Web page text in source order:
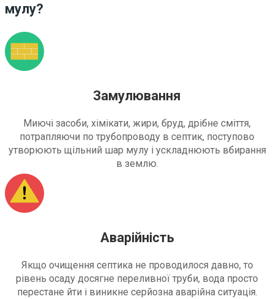
мулу?
Замулювання
Миючі засоби, хімікати, жири, бруд, дрібне сміття,
потрапляючи по трубопроводу в септик, поступово
утворюють щільний шар мулу і ускладнюють вбирання
в землю.
Аварійність
Якщо очищення септика не проводилося давно, то
рівень осаду досягне переливної труби, вода просто
перестане йти і виникне серйозна аварійна ситуація.